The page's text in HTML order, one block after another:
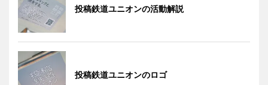
投稿鉄道ユニオンの活動解説
投稿鉄道ユニオンのロゴ